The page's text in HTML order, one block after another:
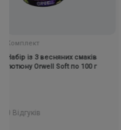
із 3 весняних смаків
Orwell Soft по 100 г